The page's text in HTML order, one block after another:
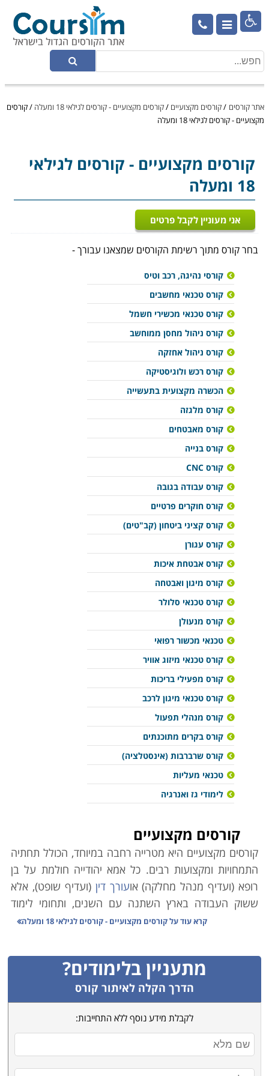

אתר קורסים /קורסים מקצועיים /קורסים מקצועיים - קורסים לגילאי 18 ומעלה /קורסים
מקצועיים - קורסים לגילאי 18 ומעלה
קורסים מקצועיים - קורסים לגילאי
18 ומעלה
אני מעוניין לקבל פרטים
בחר קורס מתוך רשימת הקורסים שמצאנו עבורך -
קורסי נהיגה, רכב וטיס
קורס טכנאי מחשבים
קורס טכנאי מכשירי חשמל
קורס ניהול מחסן ממוחשב
קורס ניהול אחזקה
קורס רכש ולוגיסטיקה
הכשרה מקצועית בתעשייה
קורס מלגזה
קורס מאבטחים
קורס בנייה
קורס CNC
קורס עבודה בגובה
קורס חוקרים פרטיים
קורס קציני ביטחון (קב"טים)
קורס עגורן
קורס אבטחת איכות
קורס מיגון ואבטחה
קורס טכנאי סלולר
קורס מנעולן
טכנאי מכשור רפואי
קורס טכנאי מיזוג אוויר
קורס מפעילי בריכות
קורס טכנאי מיגון לרכב
קורס מנהלי תפעול
קורס בקרים מתוכנתים
קורס שרברבות (אינסטלציה)
טכנאי מעליות
לימודי גז ואנרגיה
קורסים מקצועיים
קורסים מקצועיים היא מטרייה רחבה במיוחד, הכולל תחתיה
התמחויות ומקצועות רבים. כל אמא יהודייה חולמת על בן
רופא (ועדיף מנהל מחלקה) אועורך דין (ועדיף שופט), אלא
ששוק העבודה בארץ השתנה עם השנים, ותחומי לימוד
אקדמיים רבים אינם מבטיחים עבודה יציבה ופרנסה בענף.
כמו כן ירידת קרנם (הבלתי-מוצדקת) של בתי הספר
המלמדים קורסים מקצועיים גרמה למחסור משמעותי במשק
בידיים עובדות ומיומנות בענפים שונים.
משרד הכלכלה הוא הגורם הממלכתי אשר מנסה לסייע
באיזון הנדרש, וגורמי המחקר הממונים בו פרסמו טבלה
זו אשר מנתחת את המקצועות השונים בהתאם לצרכי השוק,
הביקוש לעובדים והשכר על פי מקצועות. הנתונים בה
מצביעים במובהק על מגמות אשר ממילא מדובר בהן רבות.
קרא עוד עלקורסים מקצועיים - קורסים לגילאי 18 ומעלה
מתעניין בלימודים?
הדרך הקלה לאיתור קורס
לקבלת מידע נוסף ללא התחייבות: